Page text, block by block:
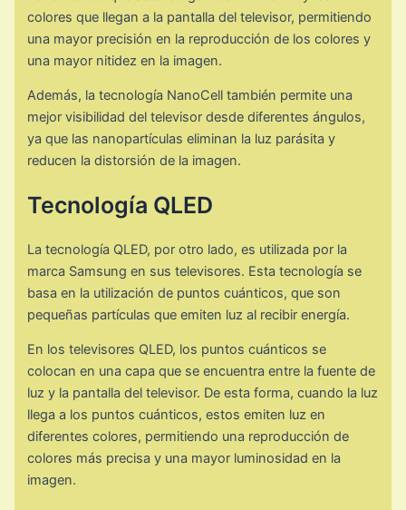
colores que llegan a la pantalla del televisor, permitiendo
una mayor precisión en la reproducción de los colores y
una mayor nitidez en la imagen.
Además, la tecnología NanoCell también permite una
mejor visibilidad del televisor desde diferentes ángulos,
ya que las nanopartículas eliminan la luz parásita y
reducen la distorsión de la imagen.
Tecnología QLED
La tecnología QLED, por otro lado, es utilizada por la
marca Samsung en sus televisores. Esta tecnología se
basa en la utilización de puntos cuánticos, que son
pequeñas partículas que emiten luz al recibir energía.
En los televisores QLED, los puntos cuánticos se
colocan en una capa que se encuentra entre la fuente de
luz y la pantalla del televisor. De esta forma, cuando la luz
llega a los puntos cuánticos, estos emiten luz en
diferentes colores, permitiendo una reproducción de
colores más precisa y una mayor luminosidad en la
imagen.